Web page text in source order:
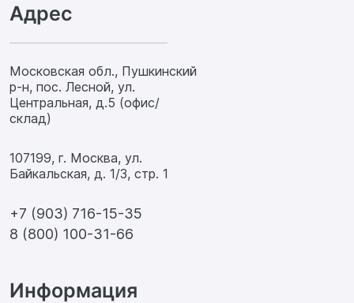
Адрес
Московская обл., Пушкинский
р-н, пос. Лесной, ул.
Центральная, д.5 (офис/
склад)
107199, г. Москва, ул.
Байкальская, д. 1/3, стр. 1
+7 (903) 716-15-35
8 (800) 100-31-66
Информация